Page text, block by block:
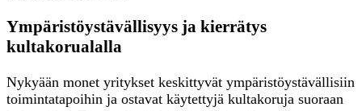
Ympäristöystävällisyys ja kierrätys
kultakorualalla
Nykyään monet yritykset keskittyvät ympäristöystävällisiin
toimintatapoihin ja ostavat käytettyjä kultakoruja suoraan